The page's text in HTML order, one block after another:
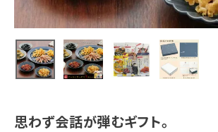
思わず会話が弾むギフト。